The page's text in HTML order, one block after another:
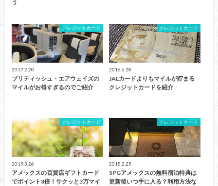
う
クレジットカード
2017.2.20
ブリティッシュ・エアウェイズの
マイルがお得すぎるのでご紹介
クレジットカード
2016.6.28
JALカードよりもマイルが貯まる
クレジットカードを紹介
クレジットカード
2019.3.26
アメックスの百貨店ギフトカード
でポイント3倍！サクッと3万マイ
クレジットカード
2018.2.25
SPGアメックスの無料宿泊特典は
更新後いつ手に入る？利用方法な